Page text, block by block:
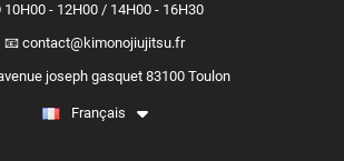
10H00 - 12H00 / 14H00 - 16H30
📧 contact@kimonojiujitsu.fr
joseph gasquet 83100 Toulon
Français